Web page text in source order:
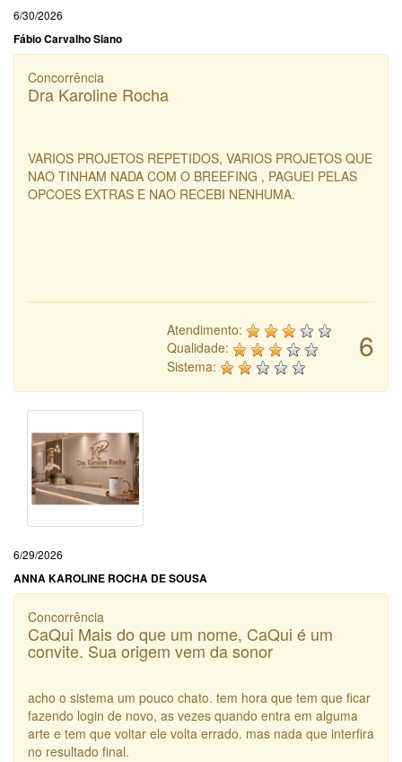
6/30/2026
Fábio Carvalho Siano
Concorrência
Dra Karoline Rocha
VARIOS PROJETOS REPETIDOS, VARIOS PROJETOS QUE
NAO TINHAM NADA COM O BREEFING , PAGUEI PELAS
OPCOES EXTRAS E NAO RECEBI NENHUMA.
6
Atendimento:
Qualidade:
Sistema:
6/29/2026
ANNA KAROLINE ROCHA DE SOUSA
Concorrência
CaQui Mais do que um nome, CaQui é um
convite. Sua origem vem da sonor
acho o sistema um pouco chato. tem hora que tem que ficar
fazendo login de novo, as vezes quando entra em alguma
arte e tem que voltar ele volta errado. mas nada que interfira
no resultado final.